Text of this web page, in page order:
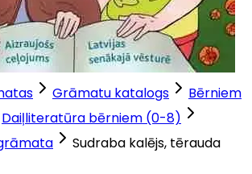
Grāmatu katalogs
Bērniem
Daiļliteratūra bērniem (0-8)
Sudraba kalējs, tērauda